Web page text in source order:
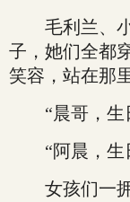
毛利兰、小
子，她们全都
笑容，站在那
“晨哥，生
“阿晨，生
女孩们一拥